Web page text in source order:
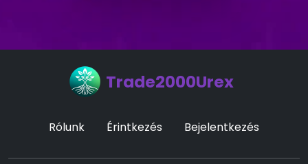
Trade2000Urex
Rólunk Érintkezés Bejelentkezés